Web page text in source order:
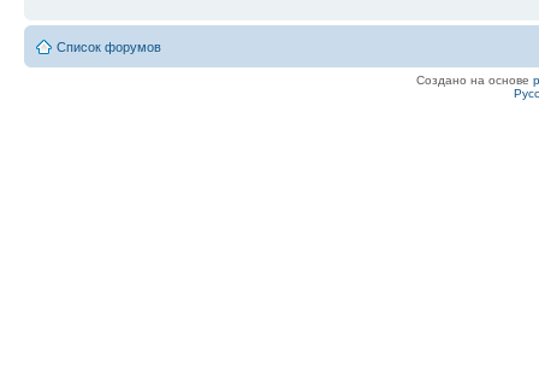
Список форумов
Создано на основе